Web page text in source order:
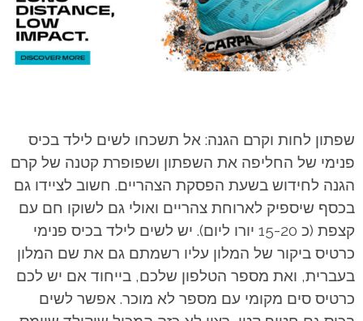
שפתון לחות וקרם הגנה: אל תשכחו לשים לילד בכיס
פנימי של החליפה את השפתון ושפופרת קטנה של קרם
הגנה לחידוש בשעת הפסקת הצהריים. חשוב לציידו גם
בכסף שיספיק לארוחת צהריים ואולי גם לשוקו חם עם
קצפת (כ 15-20 יורו ליום). יש לשים לילד בכיס פנימי
כרטיס ביקור של המלון עליו רשמתם גם את שם המלון
בעברית, ואת מספר הטלפון שלכם, בייחוד אם יש לכם
כרטיס סים מקומי עם מספר לא מוכר. אפשר לשים